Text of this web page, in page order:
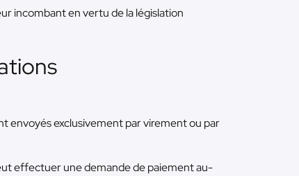
incombant en vertu de la législation
envoyés exclusivement par virement ou par
effectuer une demande de paiement au-